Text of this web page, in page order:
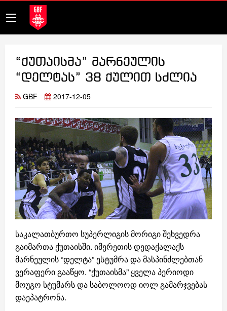
“ქუთაისმა” მარნეულის
“დელტას” 38 ქულით სძლია
GBF 2017-12-05
საკალათბურთო სუპერლიგის მორიგი შეხვედრა
გაიმართა ქუთაისში. იმერეთის დედაქალაქს
მარნეულის “დელტა” ესტუმრა და მასპინძლებთან
ვერაფერი გააწყო. “ქუთაისმა” ყველა პერიოდი
მოუგო სტუმარს და საბოლოოდ იოლ გამარჯვებას
დაეპატრონა.